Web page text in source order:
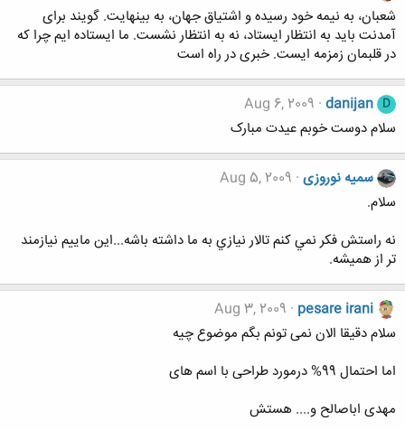
شعبان، به نیمه خود رسیده و اشتیاق جهان، به بی‏نهایت. گویند برای
آمدنت باید به انتظار ایستاد، نه به انتظار نشست. ما ایستاده ایم چرا که
در قلبمان زمزمه ایست. خبری در راه است
D
danijan
Aug 6, 2009
سلام دوست خوبم عیدت مبارک
سمیه نوروزی Aug 5, 2009
سلام.
نه راستش فكر نمي كنم تالار نيازي به ما داشته باشه...اين ماييم نيازمند
تر از هميشه.
pesare irani
Aug 3, 2009
سلام دقیقا الان نمی تونم بگم موضوع چیه
اما احتمال 99% درمورد طراحی با اسم های
مهدی اباصالح و.... هستش